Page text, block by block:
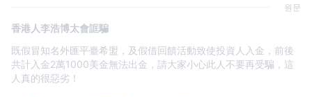
원문
香港人李浩博太會誆騙
既假冒知名外匯平臺希盟，及假借回饋活動致使投資人入金，前後
共計入金2萬1000美金無法出金，請大家小心此人不要再受騙，這
人真的很惡劣！